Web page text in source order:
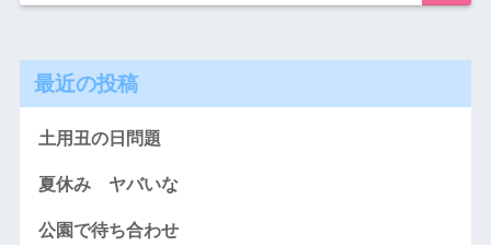
最近の投稿
土用丑の日問題
夏休み ヤバいな
公園で待ち合わせ